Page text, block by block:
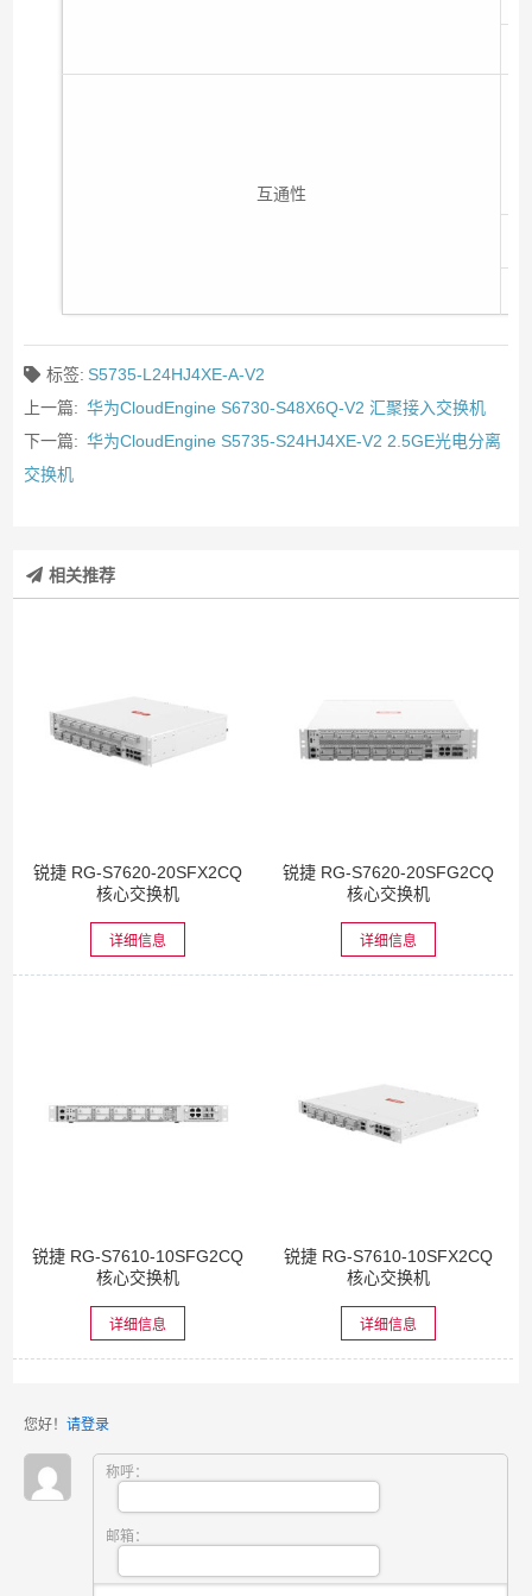
互通性
标签: S5735-L24HJ4XE-A-V2
上一篇: 华为CloudEngine S6730-S48X6Q-V2 汇聚接入交换机
下一篇: 华为CloudEngine S5735-S24HJ4XE-V2 2.5GE光电分离
交换机
相关推荐
锐捷 RG-S7620-20SFX2CQ
核心交换机
详细信息
锐捷 RG-S7620-20SFG2CQ
核心交换机
详细信息
锐捷 RG-S7610-10SFG2CQ
核心交换机
详细信息
锐捷 RG-S7610-10SFX2CQ
核心交换机
详细信息
您好！ 请登录
称呼：
邮箱：